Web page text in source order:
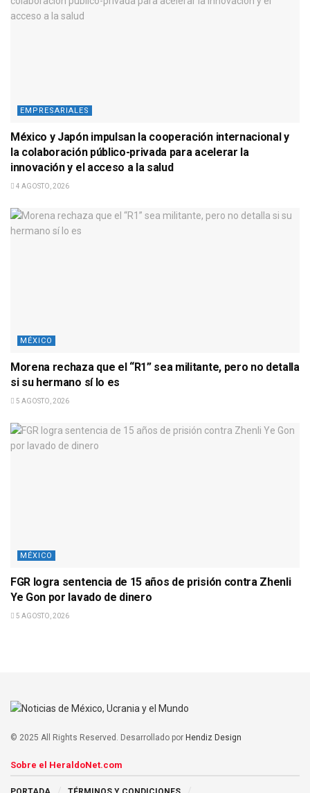
EMPRESARIALES
México y Japón impulsan la cooperación internacional y
la colaboración público-privada para acelerar la
innovación y el acceso a la salud
4 AGOSTO, 2026
MÉXICO
Morena rechaza que el “R1” sea militante, pero no detalla
si su hermano sí lo es
5 AGOSTO, 2026
MÉXICO
FGR logra sentencia de 15 años de prisión contra Zhenli
Ye Gon por lavado de dinero
5 AGOSTO, 2026
© 2025 All Rights Reserved. Desarrollado por Hendiz Design
Sobre el HeraldoNet.com